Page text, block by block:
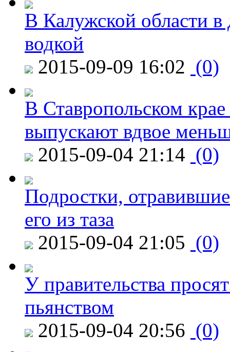
В Калужской области в
водкой
2015-09-09 16:02 (0)
В Ставропольском
выпускают вдвое
2015-09-04 21:14 (0)
Подростки,
его из таза
2015-09-04 21:05 (0)
У правительства
пьянством
2015-09-04 20:56 (0)